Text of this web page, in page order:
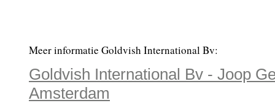
Meer informatie Goldvish International Bv:
Goldvish International Bv - Joop
Amsterdam